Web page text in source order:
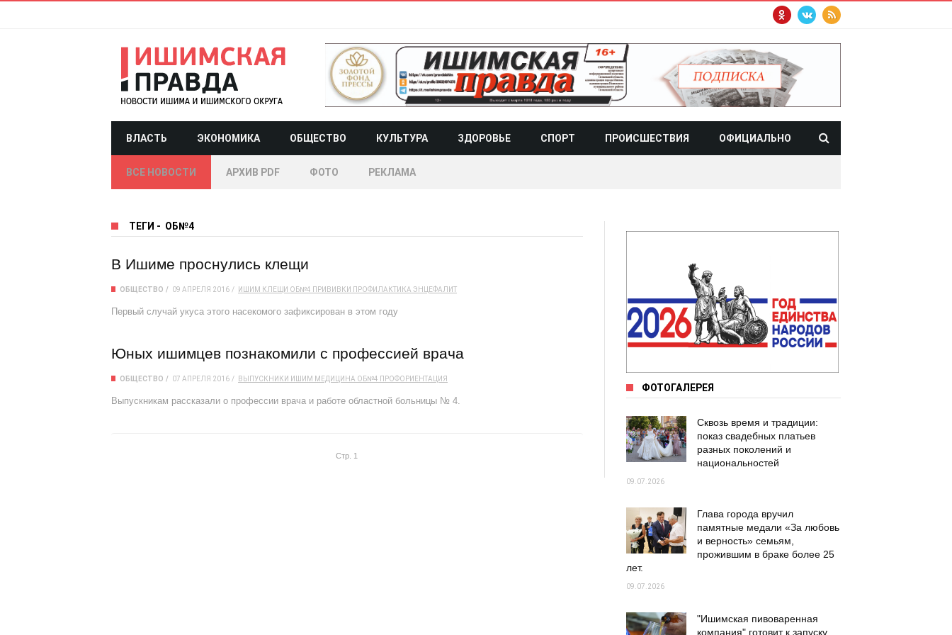
ВЛАСТЬ ЭКОНОМИКА ОБЩЕСТВО КУЛЬТУРА ЗДОРОВЬЕ СПОРТ ПРОИСШЕСТВИЯ ОФИЦИАЛЬНО
ВСЕ НОВОСТИ АРХИВ PDF ФОТО РЕКЛАМА
ТЕГИ - ОБ№4
В Ишиме проснулись клещи
ОБЩЕСТВО 09 АПРЕЛЯ 2016 ИШИМ КЛЕЩИ ОБ№4 ПРИВИВКИ ПРОФИЛАКТИКА ЭНЦЕФАЛИТ
Первый случай укуса этого насекомого зафиксирован в этом году
Юных ишимцев познакомили с профессией врача
ОБЩЕСТВО 07 АПРЕЛЯ 2016 ВЫПУСКНИКИ ИШИМ МЕДИЦИНА ОБ№4 ПРОФОРИЕНТАЦИЯ
Выпускникам рассказали о профессии врача и работе областной боль­ницы № 4.
Стр. 1
ФОТОГАЛЕРЕЯ
Сквозь время и традиции:
показ свадебных платьев
разных поколений и
национальностей
09.07.2026
Глава города вручил
памятные медали «За любовь
и верность» семьям,
прожившим в браке более 25
лет.
09.07.2026
"Ишимская пивоваренная
компания" готовит к запуску